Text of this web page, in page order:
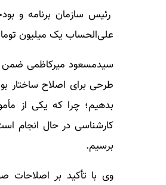
رئیس سازمان برنامه و
علی‌الحساب یک میلیون
سیدمسعود میرکاظمی ضمن
طرحی برای اصلاح ساختار
بدهیم؛ چرا که یکی از
کارشناسی در حال انجام
برسیم.
وی با تأکید بر اصلاحات